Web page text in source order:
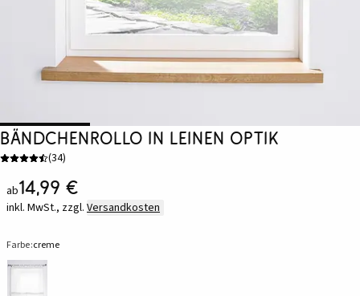
Bändchenrollo in Leinen Optik
(34)
ab14,99 €
inkl. MwSt., zzgl. Versandkosten
Farbe:creme